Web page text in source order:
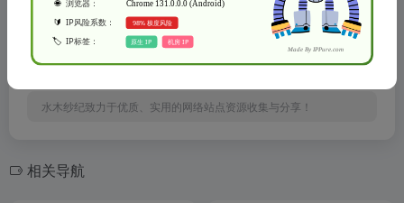
网页上的内容，都属于合规合法，后期网页的内容如出现违
规，可以直接联系网站管理员进行删除，水木纱纪不承担任何
责任。
水木纱纪致力于优质、实用的网络站点资源收集与分享！
相关导航